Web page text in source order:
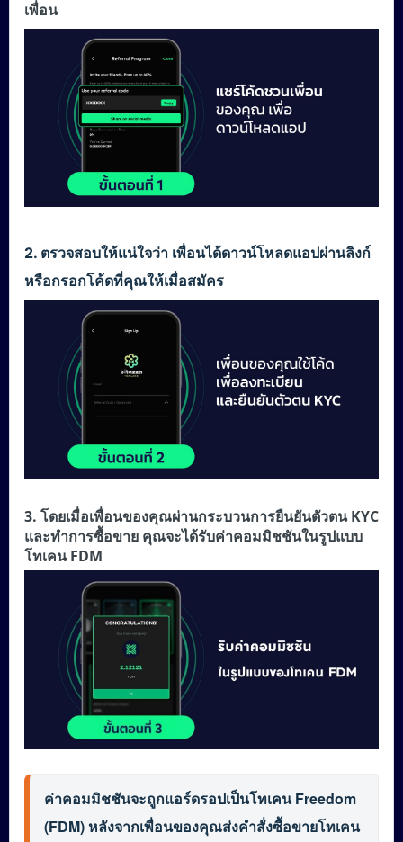
เพื่อน
2. ตรวจสอบให้แน่ใจว่า เพื่อนได้ดาวน์โหลดแอปผ่านลิงก์
หรือกรอกโค้ดที่คุณให้เมื่อสมัคร
3. โดยเมื่อเพื่อนของคุณผ่านกระบวนการยืนยันตัวตน KYC
และทำการซื้อขาย คุณจะได้รับค่าคอมมิชชันในรูปแบบ
โทเคน FDM
ค่าคอมมิชชันจะถูกแอร์ดรอปเป็นโทเคน Freedom
(FDM) หลังจากเพื่อนของคุณส่งคำสั่งซื้อขายโทเคน